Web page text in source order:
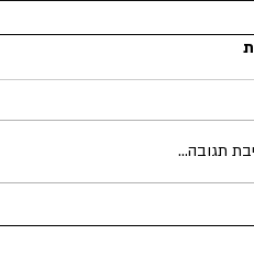
17.11.1980 - האלבום פנטזיה
תגובה...